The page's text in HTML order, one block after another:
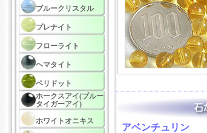
ブルークリスタル
プレナイト
フローライト
ヘマタイト
ペリドット
ホークスアイ(ブルー
タイガーアイ)
ホワイトオニキス
アベンチュリン